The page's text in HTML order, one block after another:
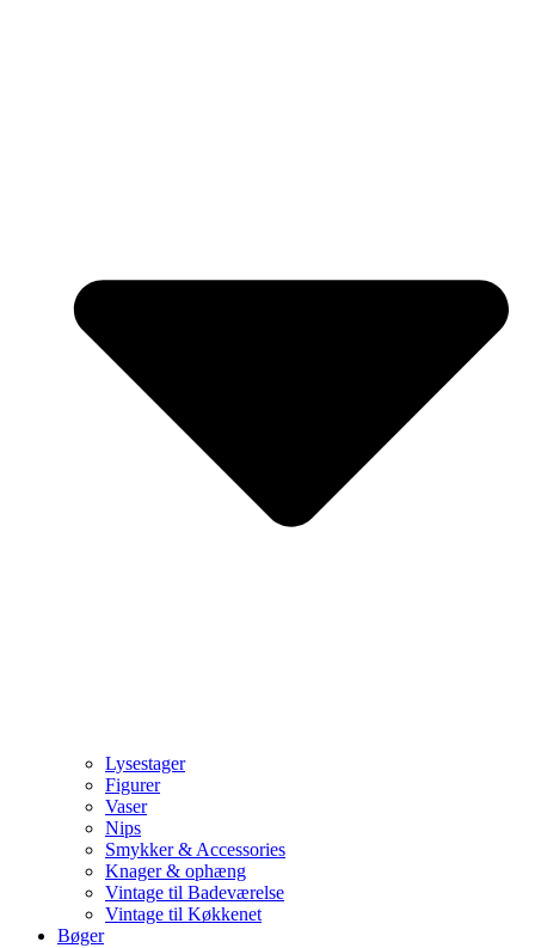
Lysestager
Figurer
Vaser
Nips
Smykker & Accessories
Knager & ophæng
Vintage til Badeværelse
Vintage til Køkkenet
Bøger